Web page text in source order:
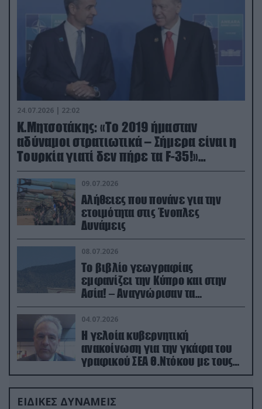
24.07.2026 | 22:02
Κ.Μητσοτάκης: «Το 2019 ήμασταν
αδύναμοι στρατιωτικά – Σήμερα είναι η
Τουρκία γιατί δεν πήρε τα F-35!»
(βίντεο)
09.07.2026
Αλήθειες που πονάνε για την
ετοιμότητα στις Ένοπλες
Δυνάμεις
08.07.2026
Το βιβλίο γεωγραφίας
εμφανίζει την Κύπρο και στην
Ασία! – Αναγνώρισαν τα
κατεχόμενα; (φωτο)
04.07.2026
Η γελοία κυβερνητική
ανακοίνωση για την γκάφα του
γραφικού ΣΕΑ Θ.Ντόκου με τους
Ρώσους φαρσέρ
ΕΙΔΙΚΕΣ ΔΥΝΑΜΕΙΣ